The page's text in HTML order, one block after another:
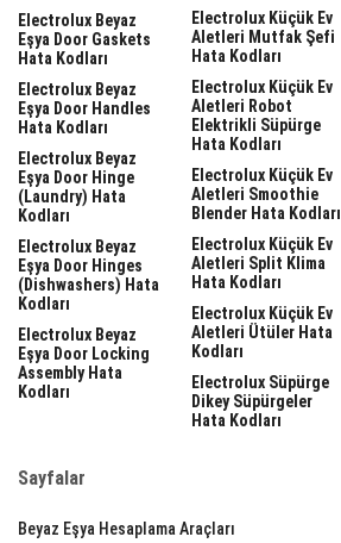
Electrolux Beyaz
Eşya Door Gaskets
Hata Kodları
Electrolux Beyaz
Eşya Door Handles
Hata Kodları
Electrolux Beyaz
Eşya Door Hinge
(laundry) Hata
Kodları
Electrolux Beyaz
Eşya Door Hinges
(dishwashers) Hata
Kodları
Electrolux Beyaz
Eşya Door Locking
Assembly Hata
Kodları
Electrolux Küçük Ev
Aletleri Mutfak Şefi
Hata Kodları
Electrolux Küçük Ev
Aletleri Robot
Elektrikli Süpürge
Hata Kodları
Electrolux Küçük Ev
Aletleri Smoothie
Blender Hata Kodları
Electrolux Küçük Ev
Aletleri Split Klima
Hata Kodları
Electrolux Küçük Ev
Aletleri Ütüler Hata
Kodları
Electrolux Süpürge
Dikey Süpürgeler
Hata Kodları
Sayfalar
Beyaz Eşya Hesaplama Araçları